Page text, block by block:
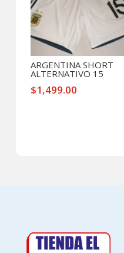
ARGENTINA SHORT
ALTERNATIVO 15
$1,499.00